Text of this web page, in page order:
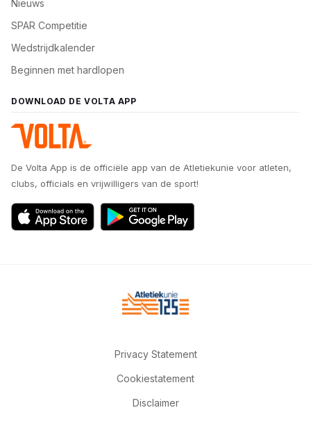
Nieuws
SPAR Competitie
Wedstrijdkalender
Beginnen met hardlopen
DOWNLOAD DE VOLTA APP
De Volta App is de officiële app van de Atletiekunie voor atleten,
clubs, officials en vrijwilligers van de sport!
Privacy Statement
Cookiestatement
Disclaimer